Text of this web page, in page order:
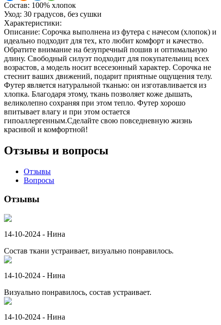
Состав: 100% хлопок
Уход: 30 градусов, без сушки
Характеристики:
Описание: Сорочка выполнена из футера с начесом (хлопок) и
идеально подходит для тех, кто любит комфорт и качество.
Обратите внимание на безупречный пошив и оптимальную
длину. Свободный силуэт подходит для покупательниц всех
возрастов, а модель носит всесезонный характер. Сорочка не
стеснит ваших движений, подарит приятные ощущения телу.
Футер является натуральной тканью: он изготавливается из
хлопка. Благодаря этому, ткань позволяет коже дышать,
великолепно сохраняя при этом тепло. Футер хорошо
впитывает влагу и при этом остается
гипоаллергенным.Сделайте свою повседневную жизнь
красивой и комфортной!
Отзывы и вопросы
Отзывы
Вопросы
Отзывы
14-10-2024 - Нина
Состав ткани устраивает, визуально понравилось.
14-10-2024 - Нина
Визуально понравилось, состав устраивает.
14-10-2024 - Нина